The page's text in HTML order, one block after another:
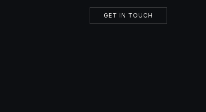
GET IN TOUCH